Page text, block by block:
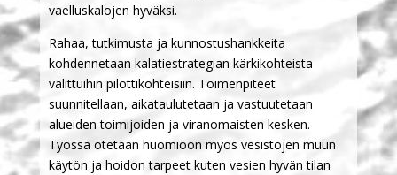
vaelluskalojen hyväksi.
Rahaa, tutkimusta ja kunnostushankkeita
kohdennetaan kalatiestrategian kärkikohteista
valittuihin pilottikohteisiin. Toimenpiteet
suunnitellaan, aikataulutetaan ja vastuutetaan
alueiden toimijoiden ja viranomaisten kesken.
Työssä otetaan huomioon myös vesistöjen muun
käytön ja hoidon tarpeet kuten vesien hyvän tilan